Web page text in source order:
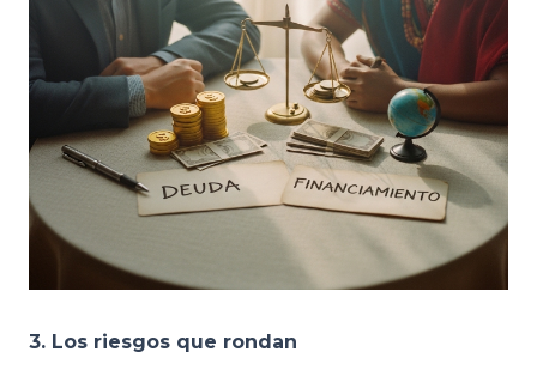
3. Los riesgos que rondan